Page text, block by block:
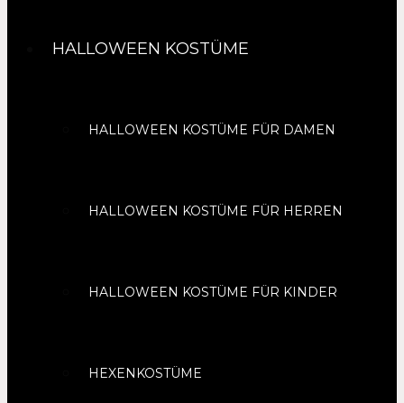
HALLOWEEN KOSTÜME
HALLOWEEN KOSTÜME FÜR DAMEN
HALLOWEEN KOSTÜME FÜR HERREN
HALLOWEEN KOSTÜME FÜR KINDER
HEXENKOSTÜME